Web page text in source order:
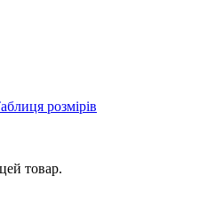
розмірів
товар.